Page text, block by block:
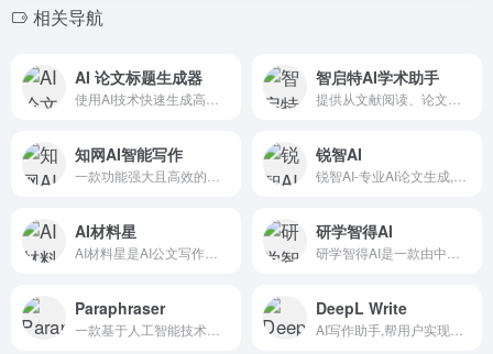
相关导航
AI 论文标题生成器 智启特AI学术助手
知网AI智能写作 锐智AI
AI材料星 研学智得AI
Paraphraser DeepL Write